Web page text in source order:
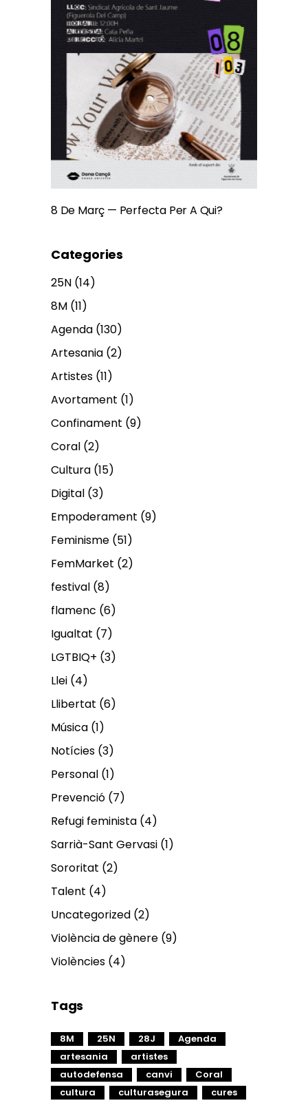
8 De Març — Perfecta Per A Qui?
Categories
25N (14)
8M (11)
Agenda (130)
Artesania (2)
Artistes (11)
Avortament (1)
Confinament (9)
Coral (2)
Cultura (15)
Digital (3)
Empoderament (9)
Feminisme (51)
FemMarket (2)
festival (8)
flamenc (6)
Igualtat (7)
LGTBIQ+ (3)
Llei (4)
Llibertat (6)
Música (1)
Notícies (3)
Personal (1)
Prevenció (7)
Refugi feminista (4)
Sarrià-Sant Gervasi (1)
Sororitat (2)
Talent (4)
Uncategorized (2)
Violència de gènere (9)
Violències (4)
Tags
8M 25N 28J
Agenda
artesania
artistes
autodefensa
canvi
Coral
cultura
culturasegura
cures